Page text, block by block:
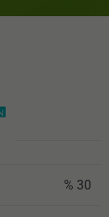
% 30